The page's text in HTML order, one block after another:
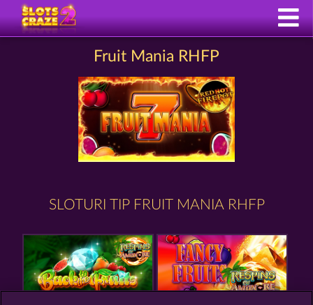
Fruit Mania RHFP
SLOTURI TIP FRUIT MANIA RHFP